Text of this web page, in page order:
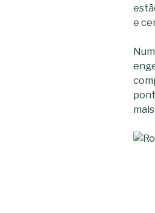
e